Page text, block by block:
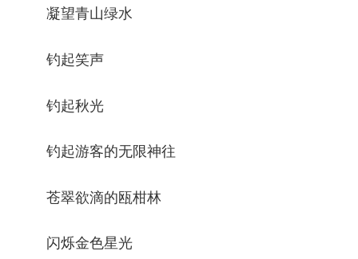
凝望青山绿水
钓起笑声
钓起秋光
钓起游客的无限神往
苍翠欲滴的瓯柑林
闪烁金色星光